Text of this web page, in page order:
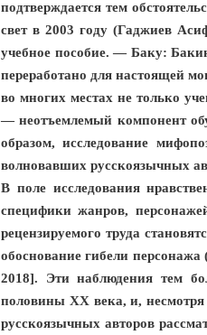
подтверждается тем
свет в 2003 году (Гаджиев
учебное пособие. — Баку:
переработано для настоящей
во многих местах не только
— неотъемлемый компонент
образом, исследование
волновавших русскоязычных
В поле исследования
специфики жанров,
рецензируемого труда
обоснование гибели
2018]. Эти наблюдения тем
половины XX века, и,
русскоязычных авторов